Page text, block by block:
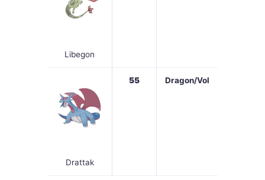
Libegon
Drattak
55 Dragon/Vol